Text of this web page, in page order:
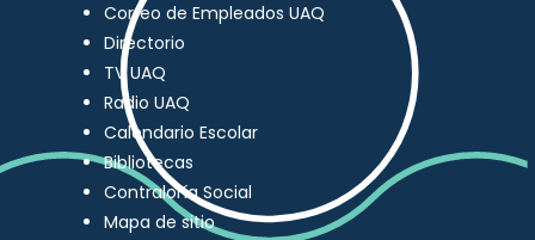
Correo de Empleados UAQ
Directorio
TV UAQ
Radio UAQ
Calendario Escolar
Bibliotecas
Contraloría Social
Mapa de sitio